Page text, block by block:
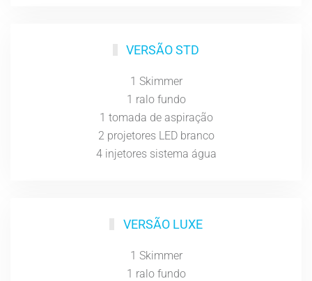
VERSÃO STD
1 Skimmer
1 ralo fundo
1 tomada de aspiração
2 projetores LED branco
4 injetores sistema água
VERSÃO LUXE
1 Skimmer
1 ralo fundo